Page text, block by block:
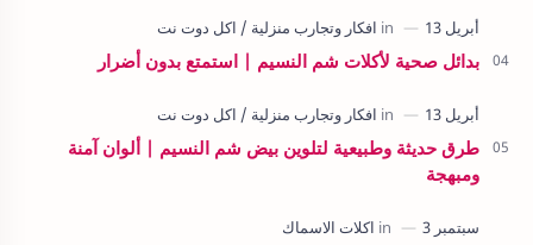
بدائل صحية لأكلات شم النسيم | استمتع بدون أضرار
طرق حديثة وطبيعية لتلوين بيض شم النسيم | ألوان آمنة
ومبهجة